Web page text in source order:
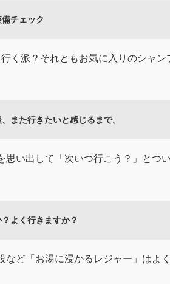
チェック
く派？それともお気に入りのシャン
また行きたいと感じるまで。
い出して「次いつ行こう？」とつ
よく行きますか？
など「お湯に浸かるレジャー」はよ